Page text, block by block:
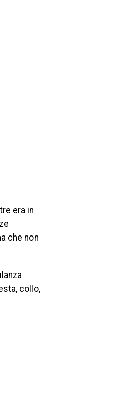
era in
che non
collo,